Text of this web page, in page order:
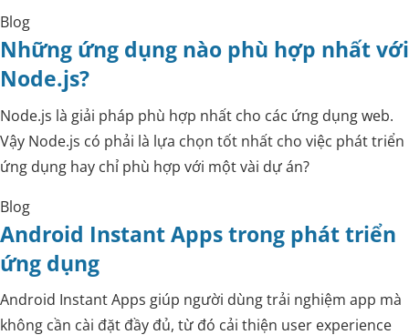
Blog
Những ứng dụng nào phù hợp nhất với
Node.js?
Node.js là giải pháp phù hợp nhất cho các ứng dụng web.
Vậy Node.js có phải là lựa chọn tốt nhất cho việc phát triển
ứng dụng hay chỉ phù hợp với một vài dự án?
Blog
Android Instant Apps trong phát triển
ứng dụng
Android Instant Apps giúp người dùng trải nghiệm app mà
không cần cài đặt đầy đủ, từ đó cải thiện user experience